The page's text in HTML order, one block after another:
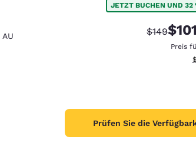
AU
JETZT BUCHEN UND 32
$149$101
Preis
Prüfen Sie die